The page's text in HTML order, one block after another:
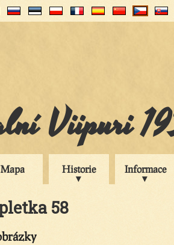
Viipuri
Mapa Historie Informace
58